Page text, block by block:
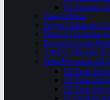
26ª Edición.
Taragüi Rock
Juegos Culturales
Festival Corrientes
Encuentro sobre
ArteCo. Mercado de
Feria Provincial del
14ª Feria
13ª Feria
12ª Feria
11ª Feria